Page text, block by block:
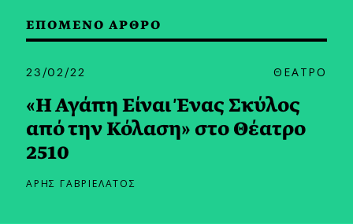
ΕΠΟΜΕΝΟ ΑΡΘΡΟ
23/02/22 ΘΕΑΤΡΟ
«Η Αγάπη Είναι Ένας Σκύλος
από την Κόλαση» στο Θέατρο
2510
ΑΡΗΣ ΓΑΒΡΙΕΛΑΤΟΣ